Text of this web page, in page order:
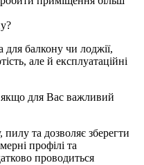
балкону чи лоджії,
але й експлуатаційні
якщо для Вас важливий
та дозволяє зберегти
профілі та
проводиться